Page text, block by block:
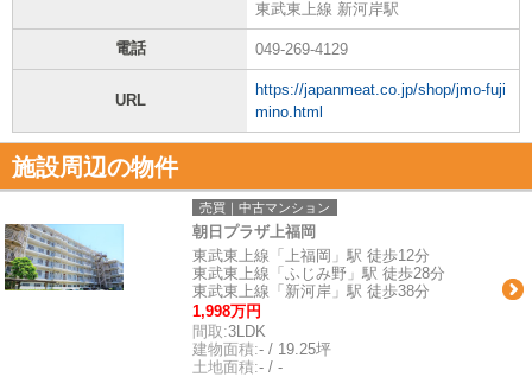
東武東上線 新河岸駅
電話 049-269-4129
URL
https://japanmeat.co.jp/shop/jmo-fuji
mino.html
施設周辺の物件
売買｜中古マンション
朝日プラザ上福岡
東武東上線「上福岡」駅 徒歩12分
東武東上線「ふじみ野」駅 徒歩28分
東武東上線「新河岸」駅 徒歩38分
1,998万円
間取:3LDK
建物面積:- / 19.25坪
土地面積:- / -